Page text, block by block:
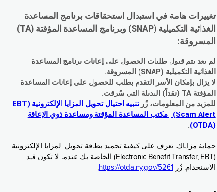
تغييرات هامة في استبدال استحقاقات برنامج المساعدة
الغذائية التكميلية (SNAP) وبرنامج المساعدة المؤقتة (TA)
المسروقة:
لم يعد يتم قبول طلبات الحصول على إعانات برنامج المساعدة
الغذائية التكميلية (SNAP) المسروقة.
لا يزال بإمكان الأسر التقدم بطلب للحصول على إعانات المساعدة
المؤقتة TA (نقداً) البديلة التي سُرقت.
للمزيد من المعلومات، زُر
تنبيه احتيال تحويل المزايا الإلكترونية (EBT
Scam Alert) | مكتب المساعدة المؤقتة ومساعدة ذوي الإعاقة
(OTDA)
.
حماية مزاياك. تعرف على كيفية تجميد بطاقة تحويل المزايا الإلكترونية
(Electronic Benefit Transfer, EBT) الخاصة بك عندما لا تكون قيد
الاستخدام. زُر
https://otda.ny.gov/5261
.